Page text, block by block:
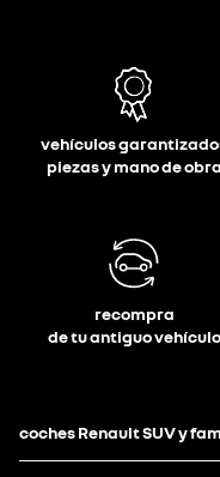
vehículos
piezas y mano de obra
recompra
de tu antiguo vehículo
coches Renault SUV y